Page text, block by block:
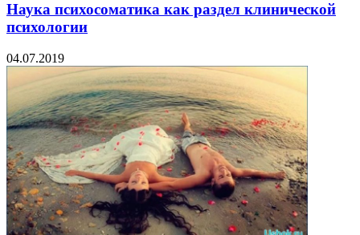
Наука психосоматика как раздел клинической
психологии
04.07.2019